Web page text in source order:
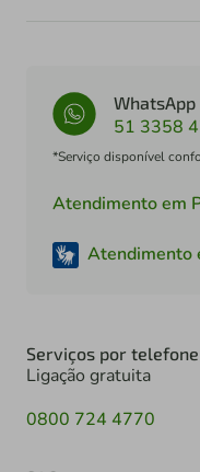
51 3358
*Serviço disponível
Atendimento em
Atendimento
Serviços por telefone
Ligação gratuita
0800 724 4770